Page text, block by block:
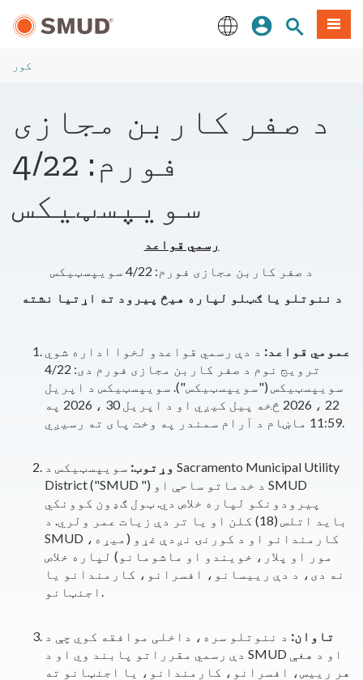
منځپانګې
ننوزئ
سایټ لټون
مینو
کور
د صفر کاربن مجازی
فورم: 4/22
سویپسټیکس
رسمي قواعد
د صفر کاربن مجازی فورم: 4/22 سویپسټیکس
د ننوتلو یا ګټلو لپاره هیڅ پیرود ته اړتیا نشته
عمومي قواعد: د دې رسمي قواعدو لخوا اداره شوي
ترویج نوم د صفر کاربن مجازی فورم دی: 4/22
سویپسټیکس ("سویپسټیکس"). سویپسټیکس د اپریل
22 ، 2026 څخه پیل کیږي او د اپریل 30 ، 2026 په
11:59 ماښام د آرام سمندر په وخت پای ته رسیږي.
وړتوب: سویپسټیکس د Sacramento Municipal Utility
District ("SMUD ") د خدماتو ساحې او SMUD
پیرودونکو لپاره خلاص دي. ټول ګډون کوونکي
باید اتلس (18) کلن او یا تر دې زیات عمر ولري. د
SMUD کارمندانو او د کورنۍ نږدې غړو (میړه،
مور او پلار، خویندو او ماشومانو) لپاره خلاص
نه دی، د دې رییسانو، افسرانو، کارمندانو یا
اجنټانو.
تاوان: د ننوتلو سره، داخلی موافقه کوي چې د
دې رسمي مقرراتو پابند وي او د SMUD او د هغې
هر رییس، افسرانو، کارمندانو، یا اجنټانو ته